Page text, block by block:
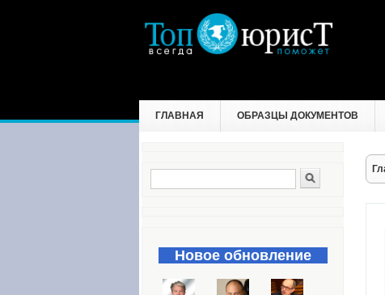
ГЛАВНАЯ ОБРАЗЦЫ ДОКУМЕНТОВ
Форма поиска
Новое обновление